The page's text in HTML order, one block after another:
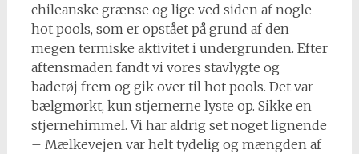
chileanske grænse og lige ved siden af nogle
hot pools, som er opstået på grund af den
megen termiske aktivitet i undergrunden. Efter
aftensmaden fandt vi vores stavlygte og
badetøj frem og gik over til hot pools. Det var
bælgmørkt, kun stjernerne lyste op. Sikke en
stjernehimmel. Vi har aldrig set noget lignende
– Mælkevejen var helt tydelig og mængden af